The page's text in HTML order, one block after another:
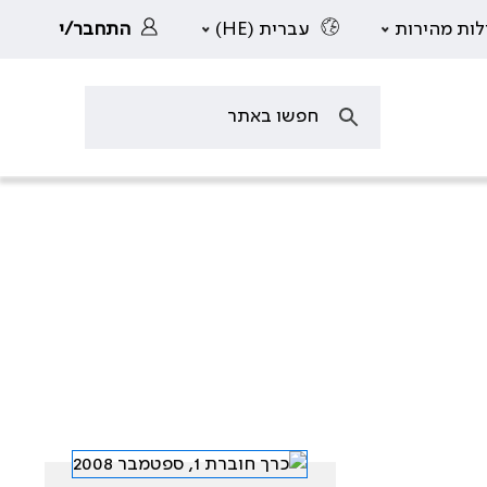
מהירות עברית (HE) התחבר/י